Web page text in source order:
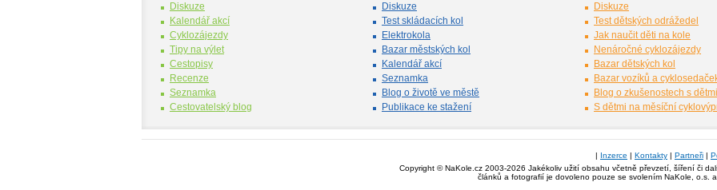
Diskuze
Kalendář akcí
Cyklozájezdy
Tipy na výlet
Cestopisy
Recenze
Seznamka
Cestovatelský blog
Diskuze
Test skládacích kol
Elektrokola
Bazar městských kol
Kalendář akcí
Seznamka
Blog o životě ve městě
Publikace ke stažení
Diskuze
Test dětských odrážedel
Jak naučit děti na kole
Nenáročné cyklozájezdy
Bazar dětských kol
Bazar vozíků a
Blog o zkušenostech s dětmi
S dětmi na měsíční
| Inzerce | Kontakty | Partneři |
Copyright © NaKole.cz 2003-2026 Jakékoliv užití obsahu včetně převzetí, šíření či
článků a fotografií je dovoleno pouze se svolením NaKole, o.s.